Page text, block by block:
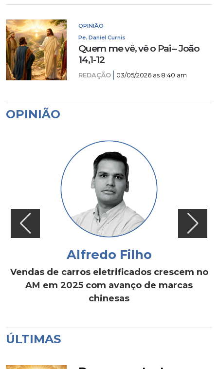
OPINIÃO
Pe. Daniel Curnis
Quem me vê, vê o Pai – João
14,1-12
REDAÇÃO 03/05/2026 as 8:40 am
OPINIÃO
Alfredo Filho
Vendas de carros eletrificados crescem no
AM em 2025 com avanço de marcas
chinesas
ÚLTIMAS